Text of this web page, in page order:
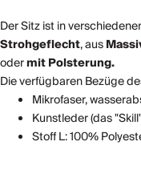
Der Sitz ist in
Strohgeflecht, aus
odermit Polsterung.
Die verfügbaren Bezüge
Mikrofaser,
Kunstleder (das
Stoff L: 100%